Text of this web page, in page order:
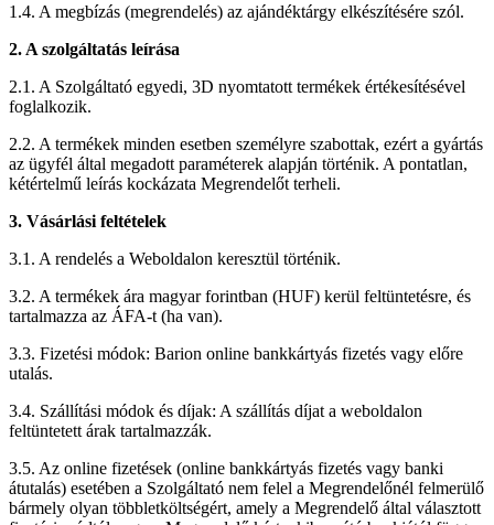
1.4. A megbízás (megrendelés) az ajándéktárgy elkészítésére szól.
2. A szolgáltatás leírása
2.1. A Szolgáltató egyedi, 3D nyomtatott termékek értékesítésével
foglalkozik.
2.2. A termékek minden esetben személyre szabottak, ezért a gyártás
az ügyfél által megadott paraméterek alapján történik. A pontatlan,
kétértelmű leírás kockázata Megrendelőt terheli.
3. Vásárlási feltételek
3.1. A rendelés a Weboldalon keresztül történik.
3.2. A termékek ára magyar forintban (HUF) kerül feltüntetésre, és
tartalmazza az ÁFA-t (ha van).
3.3. Fizetési módok: Barion online bankkártyás fizetés vagy előre
utalás.
3.4. Szállítási módok és díjak: A szállítás díjat a weboldalon
feltüntetett árak tartalmazzák.
3.5. Az online fizetések (online bankkártyás fizetés vagy banki
átutalás) esetében a Szolgáltató nem felel a Megrendelőnél felmerülő
bármely olyan többletköltségért, amely a Megrendelő által választott